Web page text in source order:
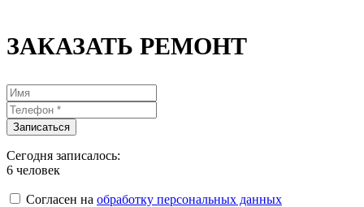
ЗАКАЗАТЬ РЕМОНТ
Сегодня записалось:
6 человек
Согласен на обработку персональных данных